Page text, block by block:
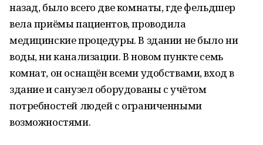
назад, было всего две комнаты, где фельдшер
вела приёмы пациентов, проводила
медицинские процедуры. В здании не было ни
воды, ни канализации. В новом пункте семь
комнат, он оснащён всеми удобствами, вход в
здание и санузел оборудованы с учётом
потребностей людей с ограниченными
возможностями.